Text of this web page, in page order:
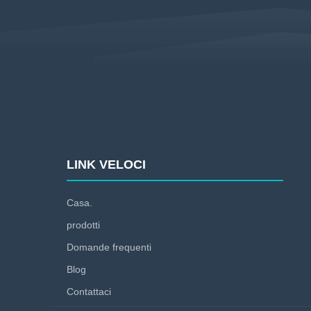
LINK VELOCI
Casa.
prodotti
Domande frequenti
Blog
Contattaci